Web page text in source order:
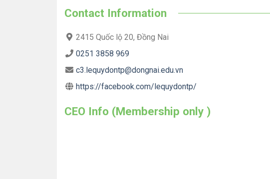
Contact Information
2415 Quốc lộ 20, Đồng Nai
0251 3858 969
c3.lequydontp@dongnai.edu.vn
https://facebook.com/lequydontp/
CEO Info (Membership only )